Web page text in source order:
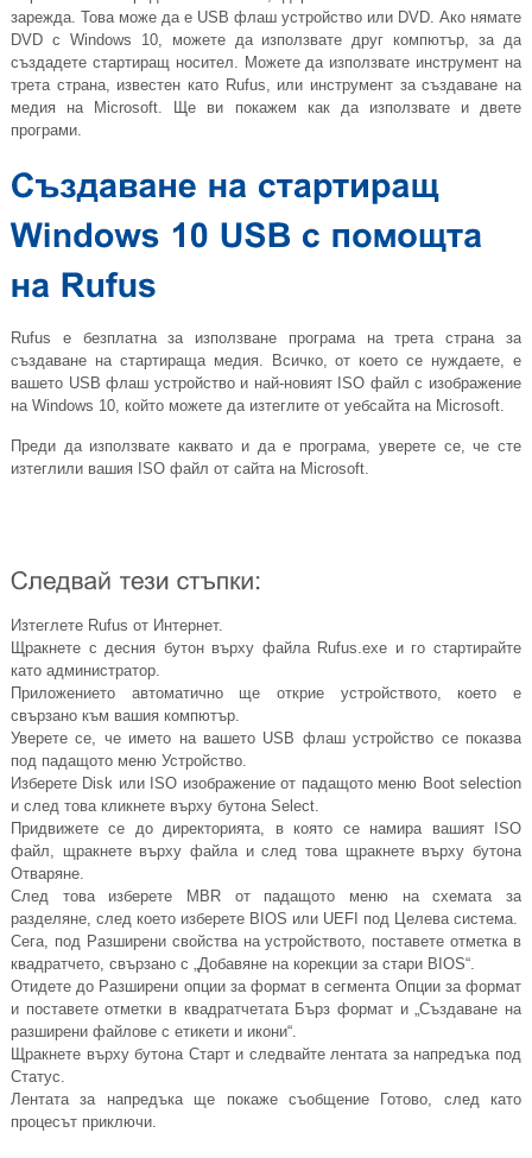
зарежда. Това може да е USB флаш устройство или DVD. Ако нямате
DVD с Windows 10, можете да използвате друг компютър, за да
създадете стартиращ носител. Можете да използвате инструмент на
трета страна, известен като Rufus, или инструмент за създаване на
медия на Microsoft. Ще ви покажем как да използвате и двете
програми.
Rufus е безплатна за използване програма на трета страна за
създаване на стартираща медия. Всичко, от което се нуждаете, е
вашето USB флаш устройство и най-новият ISO файл с изображение
на Windows 10, който можете да изтеглите от уебсайта на Microsoft.
Преди да използвате каквато и да е програма, уверете се, че сте
изтеглили вашия ISO файл от сайта на Microsoft.
Изтеглете Rufus от Интернет.
Щракнете с десния бутон върху файла Rufus.exe и го стартирайте
като администратор.
Приложението автоматично ще открие устройството, което е
свързано към вашия компютър.
Уверете се, че името на вашето USB флаш устройство се показва
под падащото меню Устройство.
Изберете Disk или ISO изображение от падащото меню Boot selection
и след това кликнете върху бутона Select.
Придвижете се до директорията, в която се намира вашият ISO
файл, щракнете върху файла и след това щракнете върху бутона
Отваряне.
След това изберете MBR от падащото меню на схемата за
разделяне, след което изберете BIOS или UEFI под Целева система.
Сега, под Разширени свойства на устройството, поставете отметка в
квадратчето, свързано с „Добавяне на корекции за стари BIOS“.
Отидете до Разширени опции за формат в сегмента Опции за формат
и поставете отметки в квадратчетата Бърз формат и „Създаване на
разширени файлове с етикети и икони“.
Щракнете върху бутона Старт и следвайте лентата за напредъка под
Статус.
Лентата за напредъка ще покаже съобщение Готово, след като
процесът приключи.